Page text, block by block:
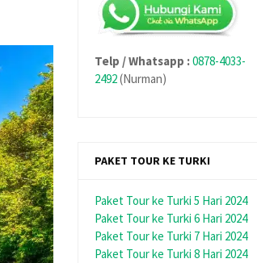
Telp / Whatsapp :0878-4033-
2492(Nurman)
PAKET TOUR KE TURKI
Paket Tour ke Turki 5 Hari 2024
Paket Tour ke Turki 6 Hari 2024
Paket Tour ke Turki 7 Hari 2024
Paket Tour ke Turki 8 Hari 2024